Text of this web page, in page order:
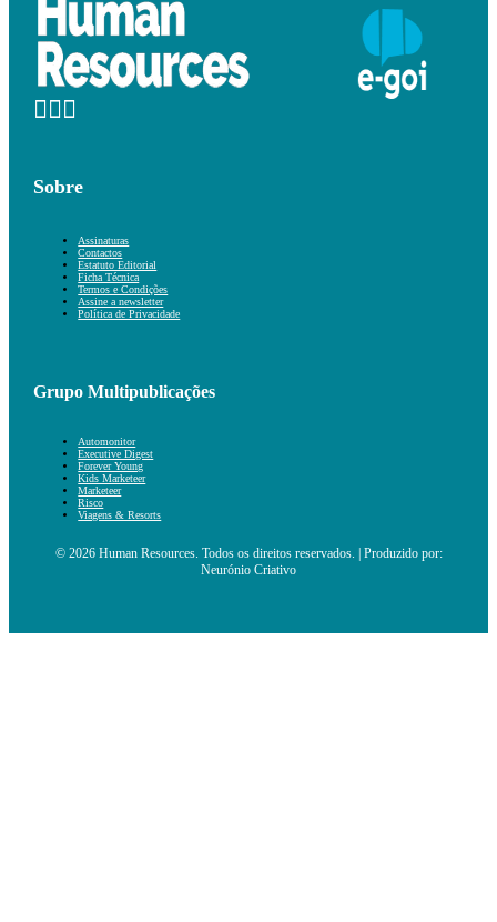
Sobre
Assinaturas
Contactos
Estatuto Editorial
Ficha Técnica
Termos e Condições
Assine a newsletter
Política de Privacidade
Grupo Multipublicações
Automonitor
Executive Digest
Forever Young
Kids Marketeer
Marketeer
Risco
Viagens & Resorts
© 2026 Human Resources. Todos os direitos reservados. | Produzido por:
Neurónio Criativo